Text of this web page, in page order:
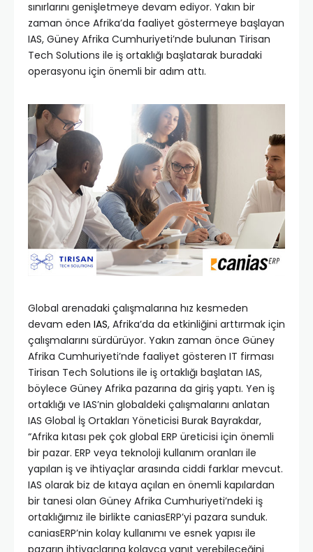
sınırlarını genişletmeye devam ediyor. Yakın bir
zaman önce Afrika’da faaliyet göstermeye başlayan
IAS, Güney Afrika Cumhuriyeti’nde bulunan Tirisan
Tech Solutions ile iş ortaklığı başlatarak buradaki
operasyonu için önemli bir adım attı.
Global arenadaki çalışmalarına hız kesmeden
devam eden IAS, Afrika’da da etkinliğini arttırmak için
çalışmalarını sürdürüyor. Yakın zaman önce Güney
Afrika Cumhuriyeti’nde faaliyet gösteren IT firması
Tirisan Tech Solutions ile iş ortaklığı başlatan IAS,
böylece Güney Afrika pazarına da giriş yaptı. Yen iş
ortaklığı ve IAS’nin globaldeki çalışmalarını anlatan
IAS Global İş Ortakları Yöneticisi Burak Bayrakdar,
“Afrika kıtası pek çok global ERP üreticisi için önemli
bir pazar. ERP veya teknoloji kullanım oranları ile
yapılan iş ve ihtiyaçlar arasında ciddi farklar mevcut.
IAS olarak biz de kıtaya açılan en önemli kapılardan
bir tanesi olan Güney Afrika Cumhuriyeti’ndeki iş
ortaklığımız ile birlikte caniasERP’yi pazara sunduk.
caniasERP’nin kolay kullanımı ve esnek yapısı ile
pazarın ihtiyaçlarına kolayca yanıt verebileceğini